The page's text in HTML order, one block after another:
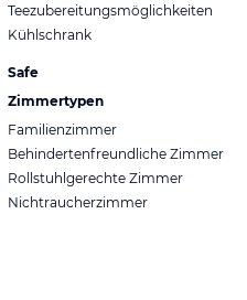
Teezubereitungsmöglichkeiten
Kühlschrank
Safe
Zimmertypen
Familienzimmer
Behindertenfreundliche Zimmer
Rollstuhlgerechte Zimmer
Nichtraucherzimmer